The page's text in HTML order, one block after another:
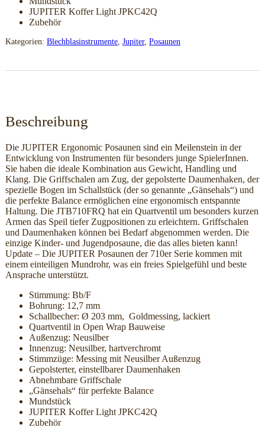
JUPITER Koffer Light JPKC42Q
Zubehör
Kategorien: Blechblasinstrumente, Jupiter, Posaunen
Beschreibung
Die JUPITER Ergonomic Posaunen sind ein Meilenstein in der
Entwicklung von Instrumenten für besonders junge SpielerInnen.
Sie haben die ideale Kombination aus Gewicht, Handling und
Klang. Die Griffschalen am Zug, der gepolsterte Daumenhaken, der
spezielle Bogen im Schallstück (der so genannte „Gänsehals“) und
die perfekte Balance ermöglichen eine ergonomisch entspannte
Haltung. Die JTB710FRQ hat ein Quartventil um besonders kurzen
Armen das Speil tiefer Zugpositionen zu erleichtern. Griffschalen
und Daumenhaken können bei Bedarf abgenommen werden. Die
einzige Kinder- und Jugendposaune, die das alles bieten kann!
Update – Die JUPITER Posaunen der 710er Serie kommen mit
einem einteiligen Mundrohr, was ein freies Spielgefühl und beste
Ansprache unterstützt.
Stimmung: Bb/F
Bohrung: 12,7 mm
Schallbecher: Ø 203 mm, Goldmessing, lackiert
Quartventil in Open Wrap Bauweise
Außenzug: Neusilber
Innenzug: Neusilber, hartverchromt
Stimmzüge: Messing mit Neusilber Außenzug
Gepolsterter, einstellbarer Daumenhaken
Abnehmbare Griffschale
„Gänsehals“ für perfekte Balance
Mundstück
JUPITER Koffer Light JPKC42Q
Zubehör